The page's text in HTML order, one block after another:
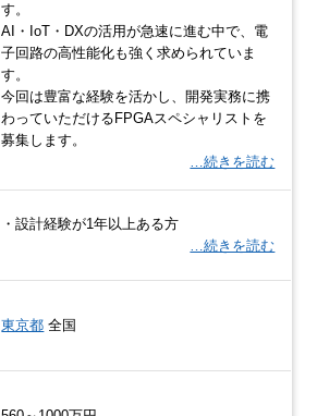
す。
AI・IoT・DXの活用が急速に進む中で、電
子回路の高性能化も強く求められていま
す。
今回は豊富な経験を活かし、開発実務に携
わっていただけるFPGAスペシャリストを
募集します。
…続きを読む
・設計経験が1年以上ある方
…続きを読む
東京都 全国